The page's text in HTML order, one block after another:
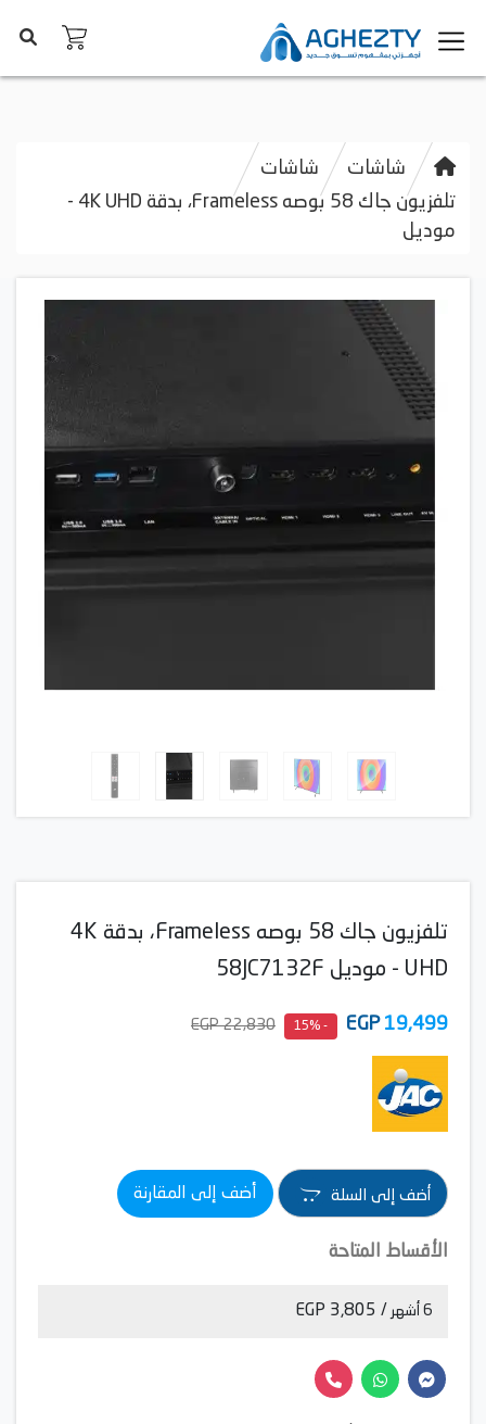
شاشات
شاشات
تلفزيون جاك 58 بوصه Frameless، بدقة 4K UHD -
موديل
تلفزيون جاك 58 بوصه Frameless، بدقة 4K
UHD - موديل 58JC7132F
19,499
EGP
- 15%
22,830 EGP
أضف إلى السلة أضف إلى المقارنة
الأقساط المتاحة
6 أشهر / 3,805 EGP